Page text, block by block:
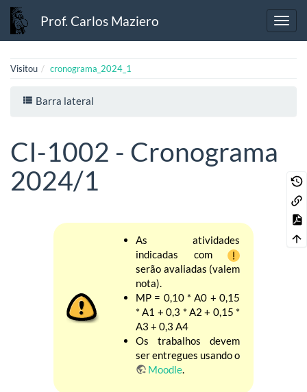
Prof. Carlos Maziero
Visitou cronograma_2024_1
Barra lateral
CI-1002 - Cronograma
2024/1
As atividades
indicadas com
serão avaliadas (valem
nota).
MP = 0,10 * A0 + 0,15
* A1 + 0,3 * A2 + 0,15 *
A3 + 0,3 A4
Os trabalhos devem
ser entregues usando o
Moodle.